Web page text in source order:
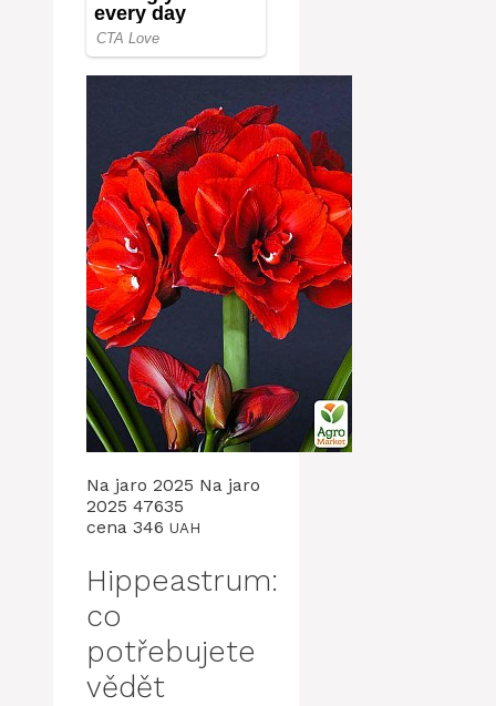
Na jaro 2025 Na jaro
2025 47635
cena 346 UAH
Hippeastrum:
co
potřebujete
vědět